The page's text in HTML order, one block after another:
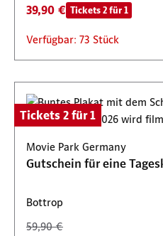
39,90 € Tickets 2 für 1
Verfügbar: 73 Stück
Tickets 2 für 1
Movie Park Germany
Gutschein für eine
Bottrop
59,90 €